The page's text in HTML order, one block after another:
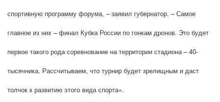
спортивную программу форума, – заявил губернатор. – Самое
главное из них – финал Кубка России по гонкам дронов. Это будет
первое такого рода соревнование на территории стадиона – 40-
тысячника. Рассчитываем, что турнир будет зрелищным и даст
толчок к развитию этого вида спорта».